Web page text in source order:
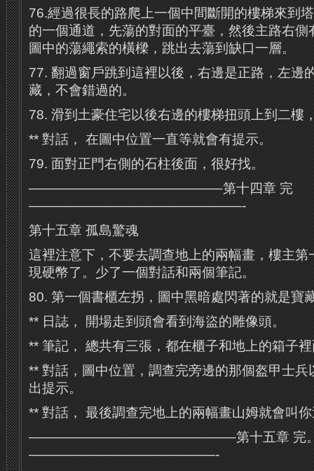
76.經過很長的路爬上一個中間斷開的樓梯來到
的一個通道，先蕩的對面的平臺，然後主路右
圖中的蕩繩索的橫樑，跳出去蕩到缺口一層。
77. 翻過窗戶跳到這裡以後，右邊是正路，左邊
藏，不會錯過的。
78. 滑到土豪住宅以後右邊的樓梯扭頭上到二樓
** 對話， 在圖中位置一直等就會有提示。
79. 面對正門右側的石柱後面，很好找。
——————————————–第十四章 完
————————————————-
第十五章 孤島驚魂
這裡注意下，不要去調查地上的兩幅畫，樓主第
現硬幣了。少了一個對話和兩個筆記。
80. 第一個書櫃左拐，圖中黑暗處閃著的就是寶
** 日誌， 開場走到頭會看到海盜的雕像頭。
** 筆記， 總共有三張，都在櫃子和地上的箱子
** 對話，圖中位置，調查完旁邊的那個盔甲士
出提示。
** 對話， 最後調查完地上的兩幅畫山姆就會叫
———————————————–第十五章 完。
——————————————-